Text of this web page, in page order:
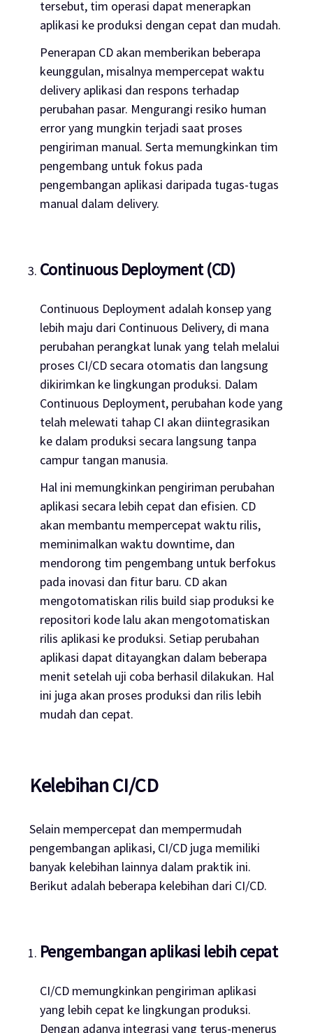
tersebut, tim operasi dapat menerapkan
aplikasi ke produksi dengan cepat dan mudah.
Penerapan CD akan memberikan beberapa
keunggulan, misalnya mempercepat waktu
deliveryaplikasi dan respons terhadap
perubahan pasar. Mengurangi resiko human
error yang mungkin terjadi saat proses
pengiriman manual. Serta memungkinkan tim
pengembang untuk fokus pada
pengembangan aplikasi daripada tugas-tugas
manual dalam delivery.
Continuous Deployment (CD)
Continuous Deployment adalah konsep yang
lebih maju dari Continuous Delivery, di mana
perubahan perangkat lunak yang telah melalui
proses CI/CD secara otomatis dan langsung
dikirimkan ke lingkungan produksi. Dalam
Continuous Deployment, perubahan kode yang
telah melewati tahap CI akan diintegrasikan
ke dalam produksi secara langsung tanpa
campur tangan manusia.
Hal ini memungkinkan pengiriman perubahan
aplikasi secara lebih cepat dan efisien. CD
akan membantu mempercepat waktu rilis,
meminimalkan waktu downtime, dan
mendorong tim pengembang untuk berfokus
pada inovasi dan fitur baru. CD akan
mengotomatiskan rilis build siap produksi ke
repositori kode lalu akan mengotomatiskan
rilis aplikasi ke produksi. Setiap perubahan
aplikasi dapat ditayangkan dalam beberapa
menit setelah uji coba berhasil dilakukan. Hal
ini juga akan proses produksi dan rilis lebih
mudah dan cepat.
Kelebihan CI/CD
Selain mempercepat dan mempermudah
pengembangan aplikasi, CI/CD juga memiliki
banyak kelebihan lainnya dalam praktik ini.
Berikut adalah beberapa kelebihan dari CI/CD.
Pengembangan aplikasi lebih cepat
CI/CD memungkinkan pengiriman aplikasi
yang lebih cepat ke lingkungan produksi.
Dengan adanya integrasi yang terus-menerus